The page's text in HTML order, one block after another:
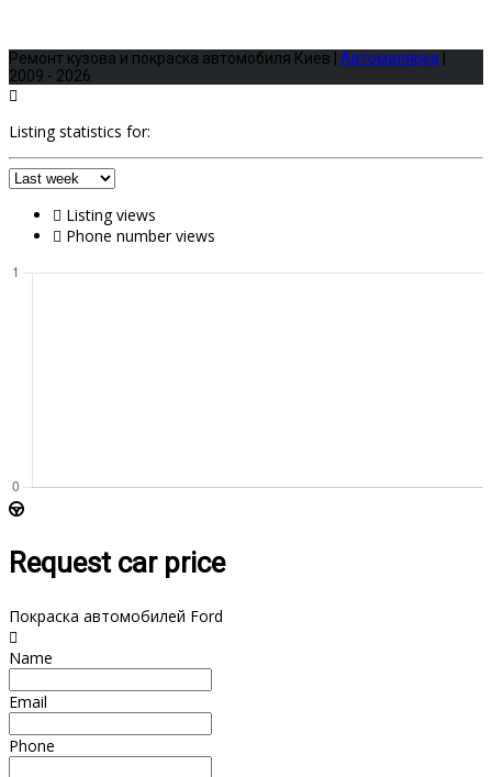
Ремонт кузова и покраска автомобиля Киев | Автомалярка
2009 - 2026
Listing statistics for:
Listing views
Phone number views
Request car price
Покраска автомобилей Ford
Name
Email
Phone